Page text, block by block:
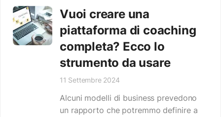
Vuoi creare una
piattaforma di coaching
completa? Ecco lo
strumento da usare
11 Settembre 2024
Alcuni modelli di business prevedono
un rapporto che potremmo definire a